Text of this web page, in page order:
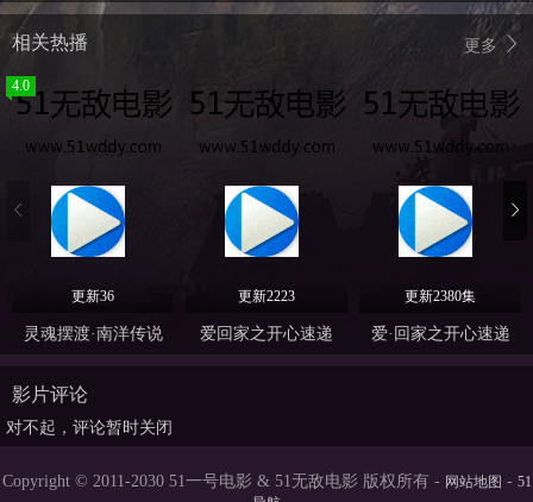
更多
相关热播
4.0
更新36
灵魂摆渡·南洋传说
更新2223
爱回家之开心速递
更新2380集
爱·回家之开心速递
影片评论
对不起，评论暂时关闭
Copyright © 2011-2030 51一号电影 & 51无敌电影 版权所有 - 网站地图 - 51